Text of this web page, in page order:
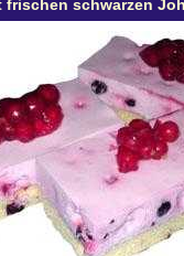
frischen schwarzen